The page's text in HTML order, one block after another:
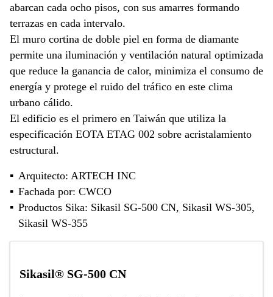
abarcan cada ocho pisos, con sus amarres formando
terrazas en cada intervalo.
El muro cortina de doble piel en forma de diamante
permite una iluminación y ventilación natural optimizada
que reduce la ganancia de calor, minimiza el consumo de
energía y protege el ruido del tráfico en este clima
urbano cálido.
El edificio es el primero en Taiwán que utiliza la
especificación EOTA ETAG 002 sobre acristalamiento
estructural.
Arquitecto: ARTECH INC
Fachada por: CWCO
Productos Sika: Sikasil SG-500 CN, Sikasil WS-305,
Sikasil WS-355
Sikasil® SG-500 CN